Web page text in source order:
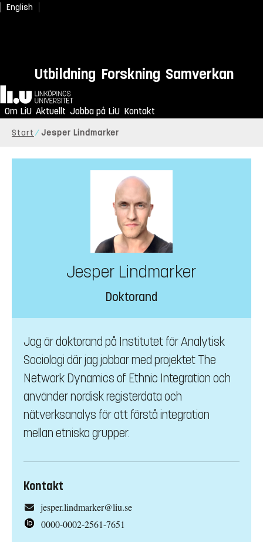
English
Utbildning Forskning Samverkan
Hem
Om LiU Aktuellt Jobba på LiU Kontakt
Start Jesper Lindmarker
Jesper Lindmarker
Doktorand
Jag är doktorand på Institutet för Analytisk
Sociologi där jag jobbar med projektet The
Network Dynamics of Ethnic Integration och
använder nordisk registerdata och
nätverksanalys för att förstå integration
mellan etniska grupper.
Kontakt
jesper.lindmarker@liu.se
0000-0002-2561-7651